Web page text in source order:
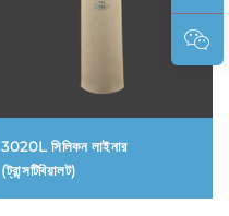
3020L সিলিকন লাইনার
(ট্রান্সটিবিয়ালট)